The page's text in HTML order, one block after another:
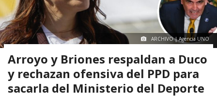
ARCHIVO | Agencia UNO
Arroyo y Briones respaldan a Duco
y rechazan ofensiva del PPD para
sacarla del Ministerio del Deporte